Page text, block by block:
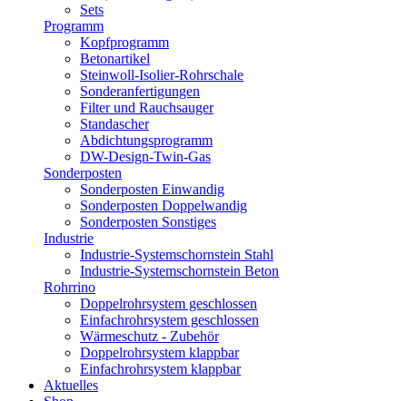
Sets
Programm
Kopfprogramm
Betonartikel
Steinwoll-Isolier-Rohrschale
Sonderanfertigungen
Filter und Rauchsauger
Standascher
Abdichtungsprogramm
DW-Design-Twin-Gas
Sonderposten
Sonderposten Einwandig
Sonderposten Doppelwandig
Sonderposten Sonstiges
Industrie
Industrie-Systemschornstein Stahl
Industrie-Systemschornstein Beton
Rohrrino
Doppelrohrsystem geschlossen
Einfachrohrsystem geschlossen
Wärmeschutz - Zubehör
Doppelrohrsystem klappbar
Einfachrohrsystem klappbar
Aktuelles